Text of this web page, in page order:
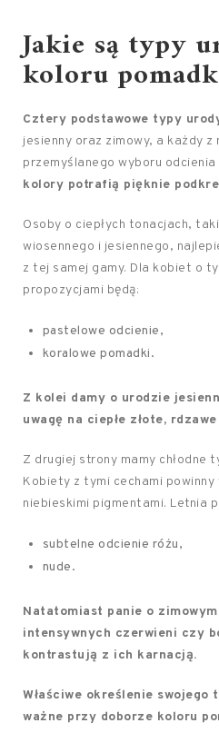
Jakie są typy
koloru
Cztery podstawowe typy
jesienny oraz zimowy, a każdy z
przemyślanego wyboru odcienia
kolory potrafią pięknie
Osoby o ciepłych tonacjach,
wiosennego i jesiennego,
z tej samej gamy. Dla kobiet o
propozycjami będą:
pastelowe odcienie,
koralowe pomadki.
Z kolei damy o urodzie
uwagę na ciepłe złote,
Z drugiej strony mamy chłodne
Kobiety z tymi cechami
niebieskimi pigmentami. Letnia
subtelne odcienie różu,
nude.
Natatomiast panie o
intensywnych czerwieni czy
kontrastują z ich karnacją.
Właściwe określenie
ważne przy doborze koloru